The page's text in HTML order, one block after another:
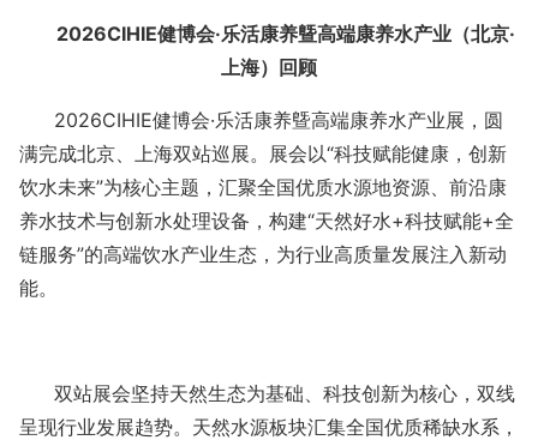
2026CIHIE健博会·乐活康养曁高端康养水产业（北京·
上海）回顾
2026CIHIE健博会·乐活康养曁高端康养水产业展，圆
满完成北京、上海双站巡展。展会以“科技赋能健康，创新
饮水未来”为核心主题，汇聚全国优质水源地资源、前沿康
养水技术与创新水处理设备，构建“天然好水+科技赋能+全
链服务”的高端饮水产业生态，为行业高质量发展注入新动
能。
双站展会坚持天然生态为基础、科技创新为核心，双线
呈现行业发展趋势。天然水源板块汇集全国优质稀缺水系，